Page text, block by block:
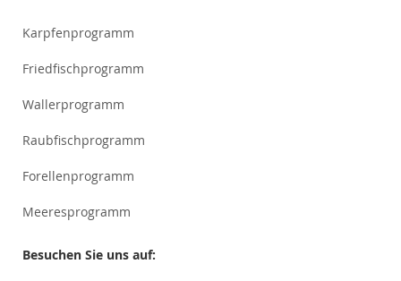
Karpfenprogramm
Friedfischprogramm
Wallerprogramm
Raubfischprogramm
Forellenprogramm
Meeresprogramm
Besuchen Sie uns auf: